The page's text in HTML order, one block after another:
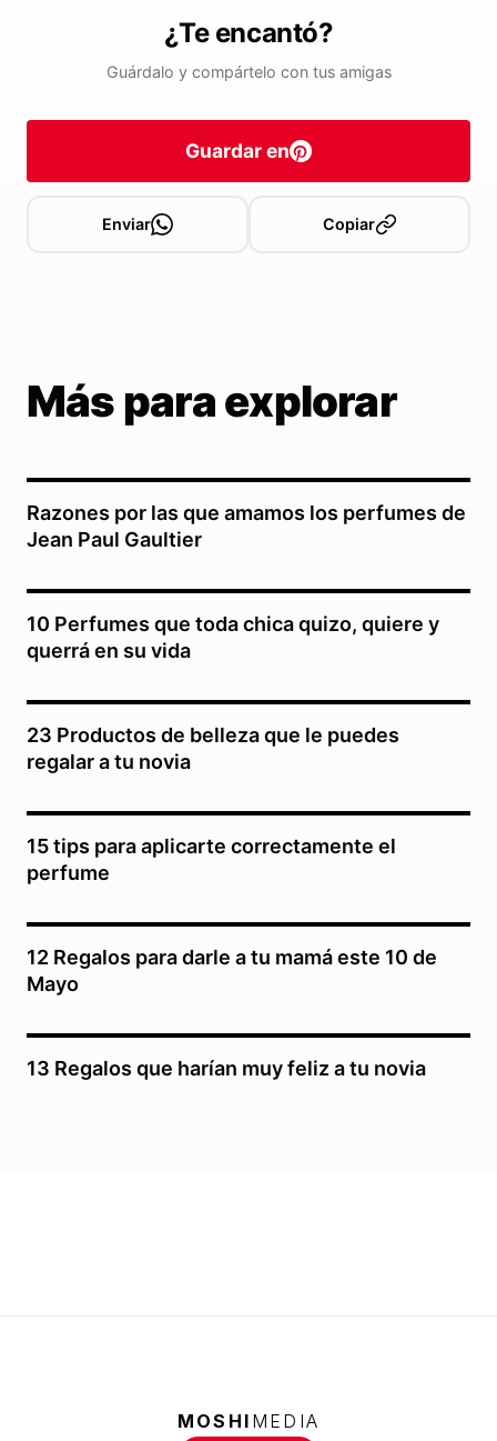
¿Te encantó?
Guárdalo y compártelo con tus amigas
Guardar en
Enviar Copiar
Más para explorar
Razones por las que amamos los perfumes de
Jean Paul Gaultier
10 Perfumes que toda chica quizo, quiere y
querrá en su vida
23 Productos de belleza que le puedes
regalar a tu novia
15 tips para aplicarte correctamente el
perfume
12 Regalos para darle a tu mamá este 10 de
Mayo
13 Regalos que harían muy feliz a tu novia
MOSHI MEDIA